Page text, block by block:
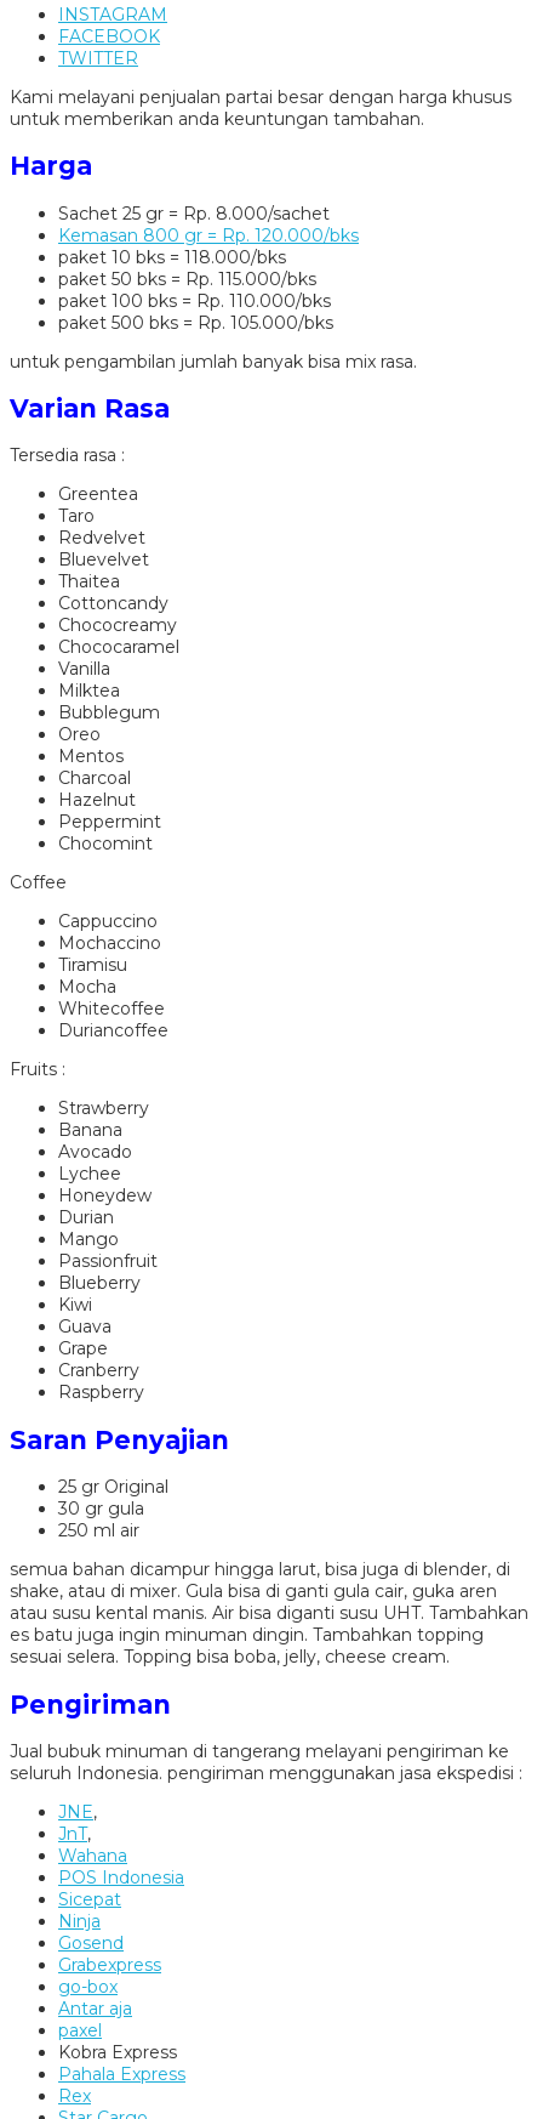
INSTAGRAM
FACEBOOK
TWITTER
Kami melayani penjualan partai besar dengan harga khusus
untuk memberikan anda keuntungan tambahan.
Harga
Sachet 25 gr = Rp. 8.000/sachet
Kemasan 800 gr = Rp. 120.000/bks
paket 10 bks = 118.000/bks
paket 50 bks = Rp. 115.000/bks
paket 100 bks = Rp. 110.000/bks
paket 500 bks = Rp. 105.000/bks
untuk pengambilan jumlah banyak bisa mix rasa.
Varian Rasa
Tersedia rasa :
Greentea
Taro
Redvelvet
Bluevelvet
Thaitea
Cottoncandy
Chococreamy
Chococaramel
Vanilla
Milktea
Bubblegum
Oreo
Mentos
Charcoal
Hazelnut
Peppermint
Chocomint
Coffee
Cappuccino
Mochaccino
Tiramisu
Mocha
Whitecoffee
Duriancoffee
Fruits :
Strawberry
Banana
Avocado
Lychee
Honeydew
Durian
Mango
Passionfruit
Blueberry
Kiwi
Guava
Grape
Cranberry
Raspberry
Saran Penyajian
25 gr Original
30 gr gula
250 ml air
semua bahan dicampur hingga larut, bisa juga di blender, di
shake, atau di mixer. Gula bisa di ganti gula cair, guka aren
atau susu kental manis. Air bisa diganti susu UHT. Tambahkan
es batu juga ingin minuman dingin. Tambahkan topping
sesuai selera. Topping bisa boba, jelly, cheese cream.
Pengiriman
Jual bubuk minuman di tangerang melayani pengiriman ke
seluruh Indonesia. pengiriman menggunakan jasa ekspedisi :
JNE,
JnT,
Wahana
POS Indonesia
Sicepat
Ninja
Gosend
Grabexpress
go-box
Antar aja
paxel
Kobra Express
Pahala Express
Rex